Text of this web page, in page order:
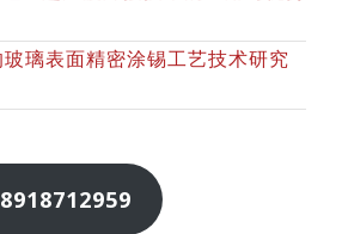
璃表面精密涂锡工艺技术研究